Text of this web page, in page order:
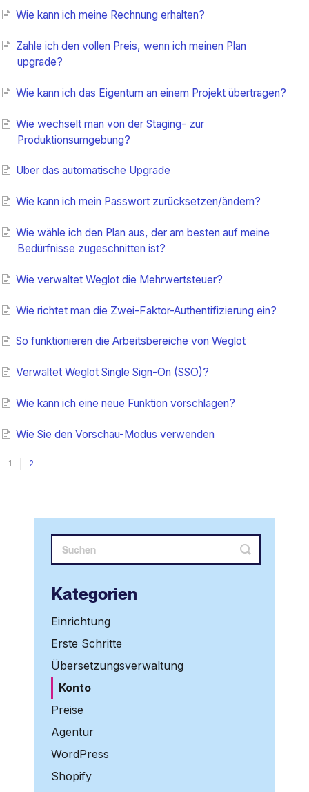
Wie kann ich meine Rechnung erhalten?
Zahle ich den vollen Preis, wenn ich meinen Plan
upgrade?
Wie kann ich das Eigentum an einem Projekt übertragen?
Wie wechselt man von der Staging- zur
Produktionsumgebung?
Über das automatische Upgrade
Wie kann ich mein Passwort zurücksetzen/ändern?
Wie wähle ich den Plan aus, der am besten auf meine
Bedürfnisse zugeschnitten ist?
Wie verwaltet Weglot die Mehrwertsteuer?
Wie richtet man die Zwei-Faktor-Authentifizierung ein?
So funktionieren die Arbeitsbereiche von Weglot
Verwaltet Weglot Single Sign-On (SSO)?
Wie kann ich eine neue Funktion vorschlagen?
Wie Sie den Vorschau-Modus verwenden
1 2
Kategorien
Einrichtung
Erste Schritte
Übersetzungsverwaltung
Konto
Preise
Agentur
WordPress
Shopify